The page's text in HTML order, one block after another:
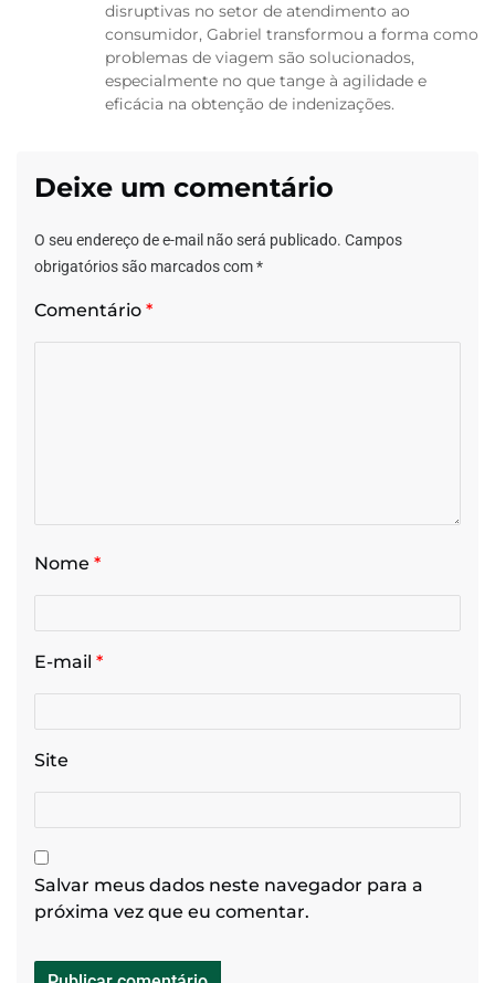
disruptivas no setor de atendimento ao
consumidor, Gabriel transformou a forma como
problemas de viagem são solucionados,
especialmente no que tange à agilidade e
eficácia na obtenção de indenizações.
Deixe um comentário
O seu endereço de e-mail não será publicado. Campos
obrigatórios são marcados com*
Comentário *
Nome *
E-mail *
Site
Salvar meus dados neste navegador para a
próxima vez que eu comentar.